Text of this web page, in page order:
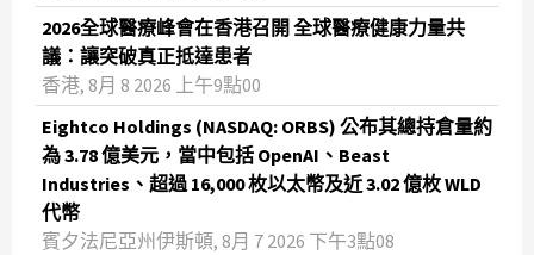
2026全球醫療峰會在香港召開 全球醫療健康力量共
議：讓突破真正抵達患者
香港, 8月 8 2026 上午9點00
Eightco Holdings (NASDAQ: ORBS) 公布其總持倉量約
為 3.78 億美元，當中包括 OpenAI、Beast
Industries、超過 16,000 枚以太幣及近 3.02 億枚 WLD
代幣
賓夕法尼亞州伊斯頓, 8月 7 2026 下午3點08